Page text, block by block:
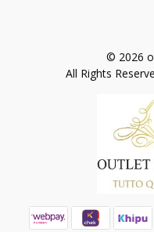
© 2026
All Rights